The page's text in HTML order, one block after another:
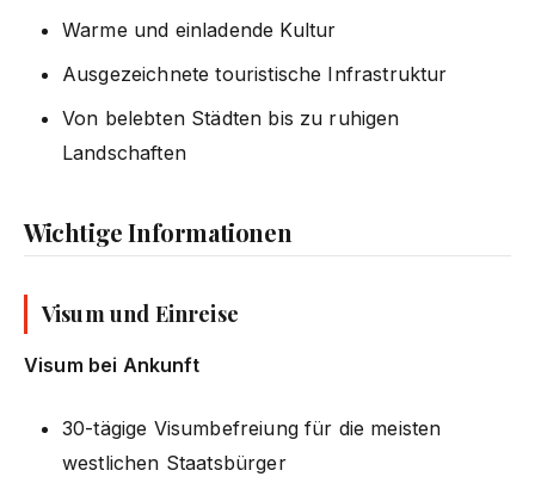
Warme und einladende Kultur
Ausgezeichnete touristische Infrastruktur
Von belebten Städten bis zu ruhigen
Landschaften
Wichtige Informationen
Visum und Einreise
Visum bei Ankunft
30-tägige Visumbefreiung für die meisten
westlichen Staatsbürger